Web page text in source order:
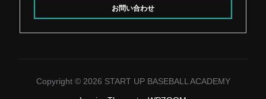
お問い合わせ
Copyright © 2026 START UP BASEBALL ACADEMY